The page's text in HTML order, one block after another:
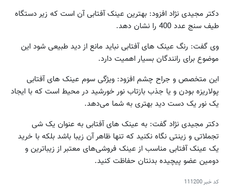
دکتر مجیدی نژاد افزود: بهترین عینک آفتابی آن است که زیر دستگاه
طیف سنج عدد 400 را نشان دهد.
وی گفت: رنگ عینک های آفتابی نباید مانع از دید طبیعی شود این
موضوع برای رانندگان بسیار اهمیت دارد.
این متخصص و جراح چشم افزود: ویژگی سوم عینک های آفتابی
پولاریزه بودن و یا جذب بازتاب نور خورشید در محیط است که با ایجاد
یک نور یک دست دید بهتری به شما می‌دهد.
دکتر مجیدی نژاد گفت: به عینک های آفتابی به عنوان یک شی
تجملاتی و زینتی نگاه نکنید که تنها ظاهر آن زیبا باشد بلکه با خرید
یک عینک آفتابی مناسب از عینک فروشی‌های معتبر از زیباترین و
دومین عضو پیچیده بدنتان حفاظت کنید.
کد خبر111200